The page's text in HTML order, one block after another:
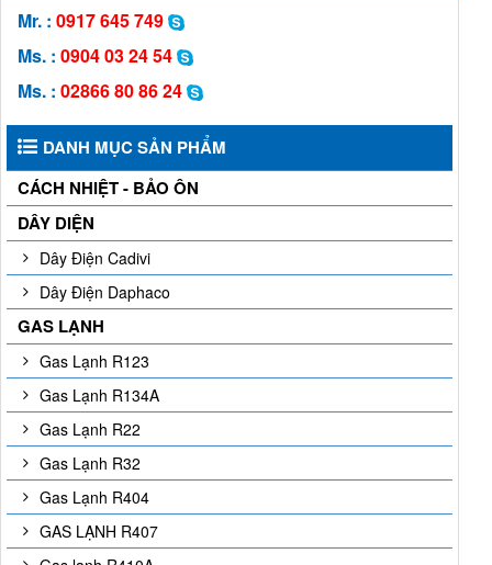
Mr. : 0917 645 749
Ms. : 0904 03 24 54
Ms. : 02866 80 86 24
DANH MỤC SẢN PHẨM
CÁCH NHIỆT - BẢO ÔN
DÂY DIỆN
Dây Điện Cadivi
Dây Điện Daphaco
GAS LẠNH
Gas Lạnh R123
Gas Lạnh R134A
Gas Lạnh R22
Gas Lạnh R32
Gas Lạnh R404
GAS LẠNH R407